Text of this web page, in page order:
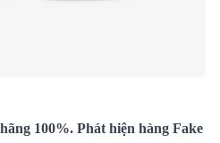
100%. Phát hiện hàng Fake